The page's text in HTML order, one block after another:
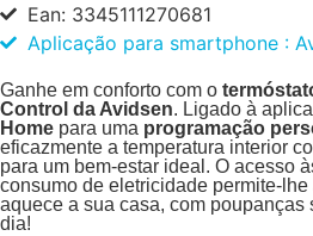
Ean: 3345111270681
Aplicação para smartphone :
Ganhe em conforto com o
Control da Avidsen. Ligado à
Home para uma programação
eficazmente a temperatura interior
para um bem-estar ideal. O acesso
consumo de eletricidade permite-
aquece a sua casa, com
dia!